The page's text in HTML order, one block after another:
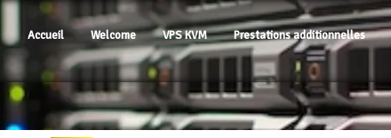
Accueil Welcome VPS KVM Prestations additionnelles